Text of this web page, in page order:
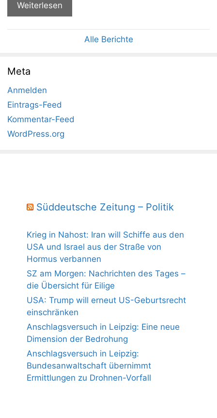
Weiterlesen
Alle Berichte
Meta
Anmelden
Eintrags-Feed
Kommentar-Feed
WordPress.org
Süddeutsche Zeitung – Politik
Krieg in Nahost: Iran will Schiffe aus den
USA und Israel aus der Straße von
Hormus verbannen
SZ am Morgen: Nachrichten des Tages –
die Übersicht für Eilige
USA: Trump will erneut US-Geburtsrecht
einschränken
Anschlagsversuch in Leipzig: Eine neue
Dimension der Bedrohung
Anschlagsversuch in Leipzig:
Bundesanwaltschaft übernimmt
Ermittlungen zu Drohnen-Vorfall